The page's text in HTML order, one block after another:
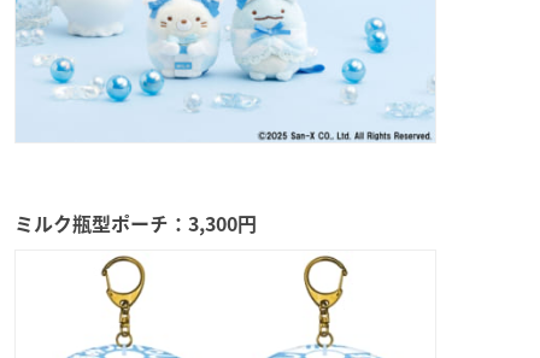
ミルク瓶型ポーチ：3,300円